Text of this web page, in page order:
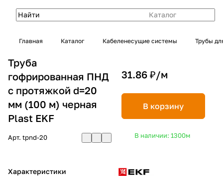
Каталог
Главная Каталог Кабеленесущие системы Трубы
Труба
гофрированная ПНД
с протяжкой d=20
мм (100 м) черная
Plast EKF
Арт. tpnd-20
Характеристики
31.86 ₽/м
В корзину
В наличии: 1300м